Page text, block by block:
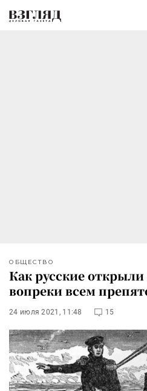
ОБЩЕСТВО
Как русские
вопреки всем
24 июля 2021, 11:48 15